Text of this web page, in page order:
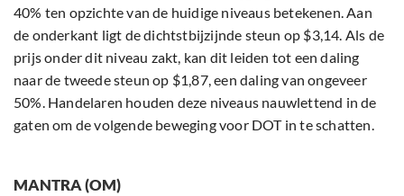
40% ten opzichte van de huidige niveaus betekenen. Aan
de onderkant ligt de dichtstbijzijnde steun op $3,14. Als de
prijs onder dit niveau zakt, kan dit leiden tot een daling
naar de tweede steun op $1,87, een daling van ongeveer
50%. Handelaren houden deze niveaus nauwlettend in de
gaten om de volgende beweging voor DOT in te schatten.
MANTRA (OM)